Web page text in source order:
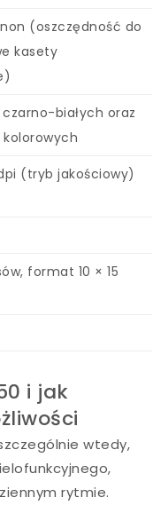
(oszczędność do
kasety
białych oraz
(tryb jakościowy)
format 10 × 15
i jak
wtedy,
rytmie.